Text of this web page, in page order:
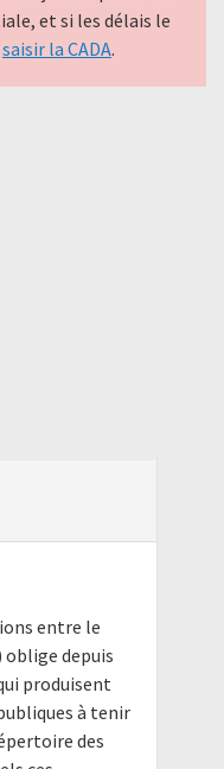
et si les délais le
saisir la CADA.
entre le
depuis
produisent
à tenir
des